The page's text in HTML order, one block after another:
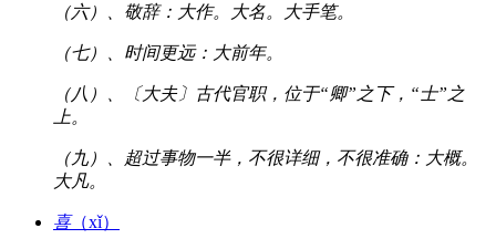
（六）、敬辞：大作。大名。大手笔。
（七）、时间更远：大前年。
（八）、〔大夫〕古代官职，位于“卿”之下，“士”之
上。
（九）、超过事物一半，不很详细，不很准确：大概。
大凡。
喜（xǐ）